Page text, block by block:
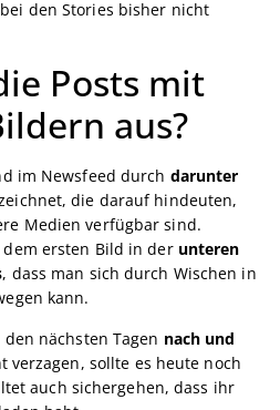
den Stories bisher nicht
Posts mit
aus?
im Newsfeed durch darunter
die darauf hindeuten,
Medien verfügbar sind.
ersten Bild in der unteren
, dass man sich durch Wischen in
kann.
nächsten Tagen nach und
verzagen, sollte es heute noch
auch sichergehen, dass ihr